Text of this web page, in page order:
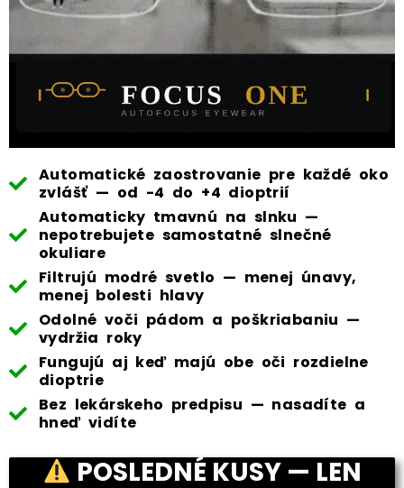
Automatické zaostrovanie pre každé oko
zvlášť — od -4 do +4 dioptrií
Automaticky tmavnú na slnku —
nepotrebujete samostatné slnečné
okuliare
Filtrujú modré svetlo — menej únavy,
menej bolesti hlavy
Odolné voči pádom a poškriabaniu —
vydržia roky
Fungujú aj keď majú obe oči rozdielne
dioptrie
Bez lekárskeho predpisu — nasadíte a
hneď vidíte
POSLEDNÉ KUSY — LEN